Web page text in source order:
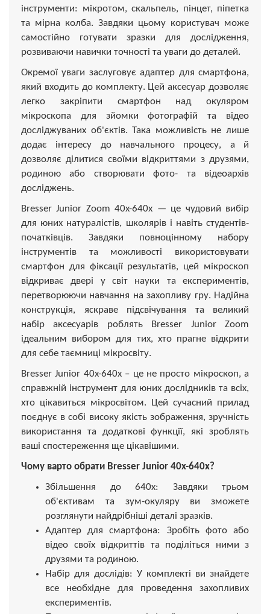
інструменти: мікротом, скальпель, пінцет, піпетка
та мірна колба. Завдяки цьому користувач може
самостійно готувати зразки для дослідження,
розвиваючи навички точності та уваги до деталей.
Окремої уваги заслуговує адаптер для смартфона,
який входить до комплекту. Цей аксесуар дозволяє
легко закріпити смартфон над окуляром
мікроскопа для зйомки фотографій та відео
досліджуваних об'єктів. Така можливість не лише
додає інтересу до навчального процесу, а й
дозволяє ділитися своїми відкриттями з друзями,
родиною або створювати фото- та відеоархів
досліджень.
Bresser Junior Zoom 40x-640x — це чудовий вибір
для юних натуралістів, школярів і навіть студентів-
початківців. Завдяки повноцінному набору
інструментів та можливості використовувати
смартфон для фіксації результатів, цей мікроскоп
відкриває двері у світ науки та експериментів,
перетворюючи навчання на захопливу гру. Надійна
конструкція, яскраве підсвічування та великий
набір аксесуарів роблять Bresser Junior Zoom
ідеальним вибором для тих, хто прагне відкрити
для себе таємниці мікросвіту.
Bresser Junior 40x-640x – це не просто мікроскоп, а
справжній інструмент для юних дослідників та всіх,
хто цікавиться мікросвітом. Цей сучасний прилад
поєднує в собі високу якість зображення, зручність
використання та додаткові функції, які зроблять
ваші спостереження ще цікавішими.
Чому варто обрати Bresser Junior 40x-640x?
Збільшення до 640х: Завдяки трьом
об'єктивам та зум-окуляру ви зможете
розглянути найдрібніші деталі зразків.
Адаптер для смартфона: Зробіть фото або
відео своїх відкриттів та поділіться ними з
друзями та родиною.
Набір для дослідів: У комплекті ви знайдете
все необхідне для проведення захопливих
експериментів.